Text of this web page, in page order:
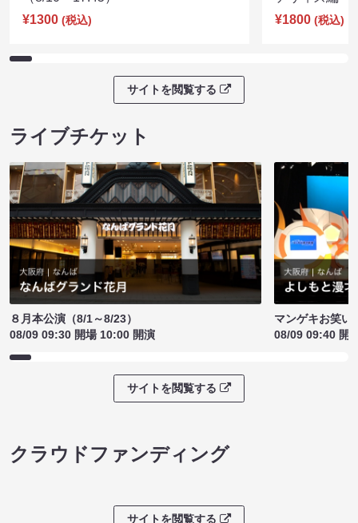
¥1300 (税込)
¥1800 (税込)
サイトを閲覧する
ライブチケット
８月本公演（8/1～8/23）
08/09 09:30 開場 10:00 開演
マンゲキお笑い
08/09 09:40 開
サイトを閲覧する
クラウドファンディング
サイトを閲覧する